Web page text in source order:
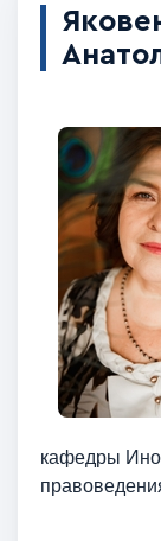
кафедры